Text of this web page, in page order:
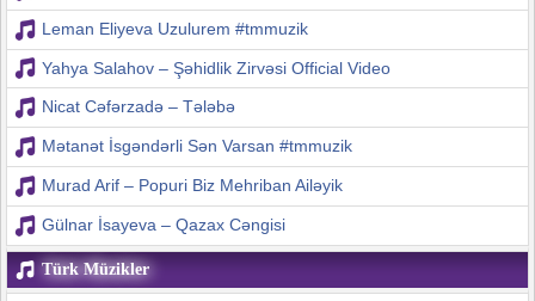
Leman Eliyeva Uzulurem #tmmuzik
Yahya Salahov – Şəhidlik Zirvəsi Official Video
Nicat Cəfərzadə – Tələbə
Mətanət İsgəndərli Sən Varsan #tmmuzik
Murad Arif – Popuri Biz Mehriban Ailəyik
Gülnar İsayeva – Qazax Cəngisi
Türk Müzikler